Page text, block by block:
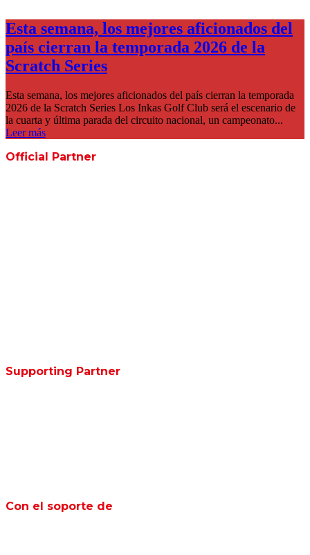
Esta semana, los mejores aficionados del
país cierran la temporada 2026 de la
Scratch Series
Esta semana, los mejores aficionados del país cierran la temporada
2026 de la Scratch Series Los Inkas Golf Club será el escenario de
la cuarta y última parada del circuito nacional, un campeonato...
Leer más
Official Partner
Supporting Partner
Con el soporte de